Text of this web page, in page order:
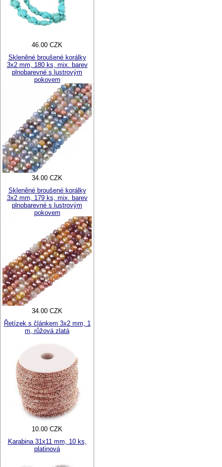
46.00 CZK
Skleněné broušené korálky
3x2 mm, 180 ks, mix. barev
plnobarevné s lustrovým
pokovem
34.00 CZK
Skleněné broušené korálky
3x2 mm, 179 ks, mix. barev
plnobarevné s lustrovým
pokovem
34.00 CZK
Řetízek s článkem 3x2 mm, 1
m, růžová zlatá
10.00 CZK
Karabina 31x11 mm, 10 ks,
platinová